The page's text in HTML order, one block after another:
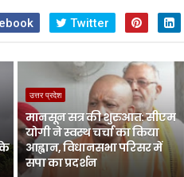
Twitter
उत्तर प्रदेश
मानसून सत्र की शुरुआत: सीएम
योगी ने स्वस्थ चर्चा का किया
आह्वान, विधानसभा परिसर में
सपा का प्रदर्शन